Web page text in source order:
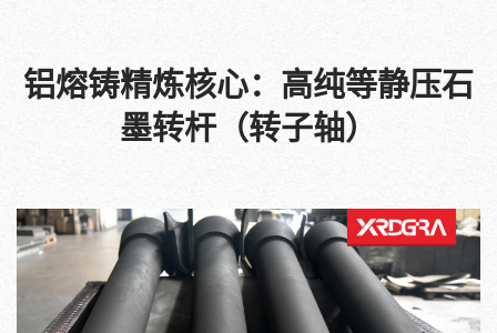
铝熔铸精炼核心：高纯等静压石
墨转杆（转子轴）